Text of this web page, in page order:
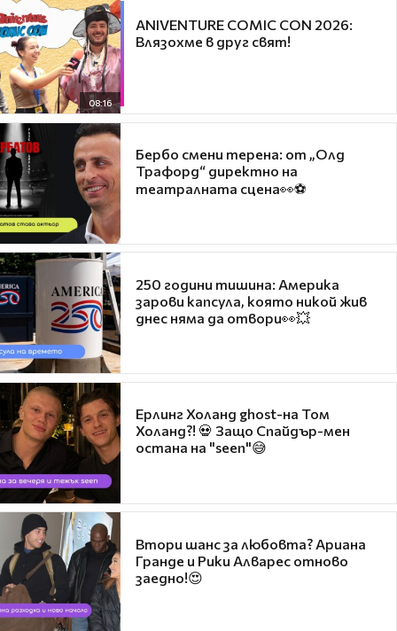
08:16
ANIVENTURE COMIC CON 2026:
Влязохме в друг свят!
Бербо смени терена: от „Олд
Трафорд“ директно на
театралната сцена👀⚽
250 години тишина: Америка
зарови капсула, която никой жив
днес няма да отвори👀💥
Ерлинг Холанд ghost-на Том
Холанд?! 💀 Защо Спайдър-мен
остана на "seen"😅
Втори шанс за любовта? Ариана
Гранде и Рики Алварес отново
заедно!😍